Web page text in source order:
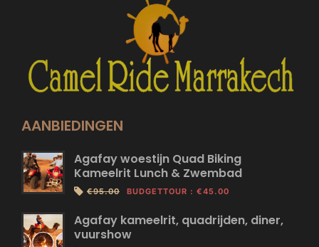
AANBIEDINGEN
Agafay woestijn Quad Biking
Kameelrit Lunch & Zwembad
€95.00 BUDGETTOUR : €45.00
Agafay kameelrit, quadrijden, diner,
vuurshow